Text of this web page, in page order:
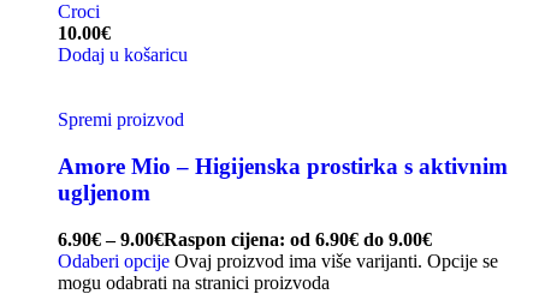
Croci
10.00€
Dodaj u košaricu
Spremi proizvod
Amore Mio – Higijenska prostirka s aktivnim
ugljenom
6.90€ – 9.00€Raspon cijena: od 6.90€ do 9.00€
Odaberi opcije Ovaj proizvod ima više varijanti. Opcije se
mogu odabrati na stranici proizvoda